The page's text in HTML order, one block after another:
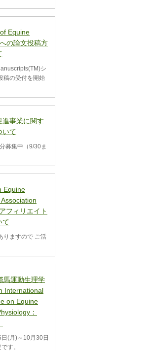
of Equine
の論文投稿方
シ
稿の受付を開始
進事業に関す
いて
募集中（9/30ま
Equine
フィリエイト
て
りますので ご活
馬運動生理学
International
on Equine
：
(月)～10月30日
す。